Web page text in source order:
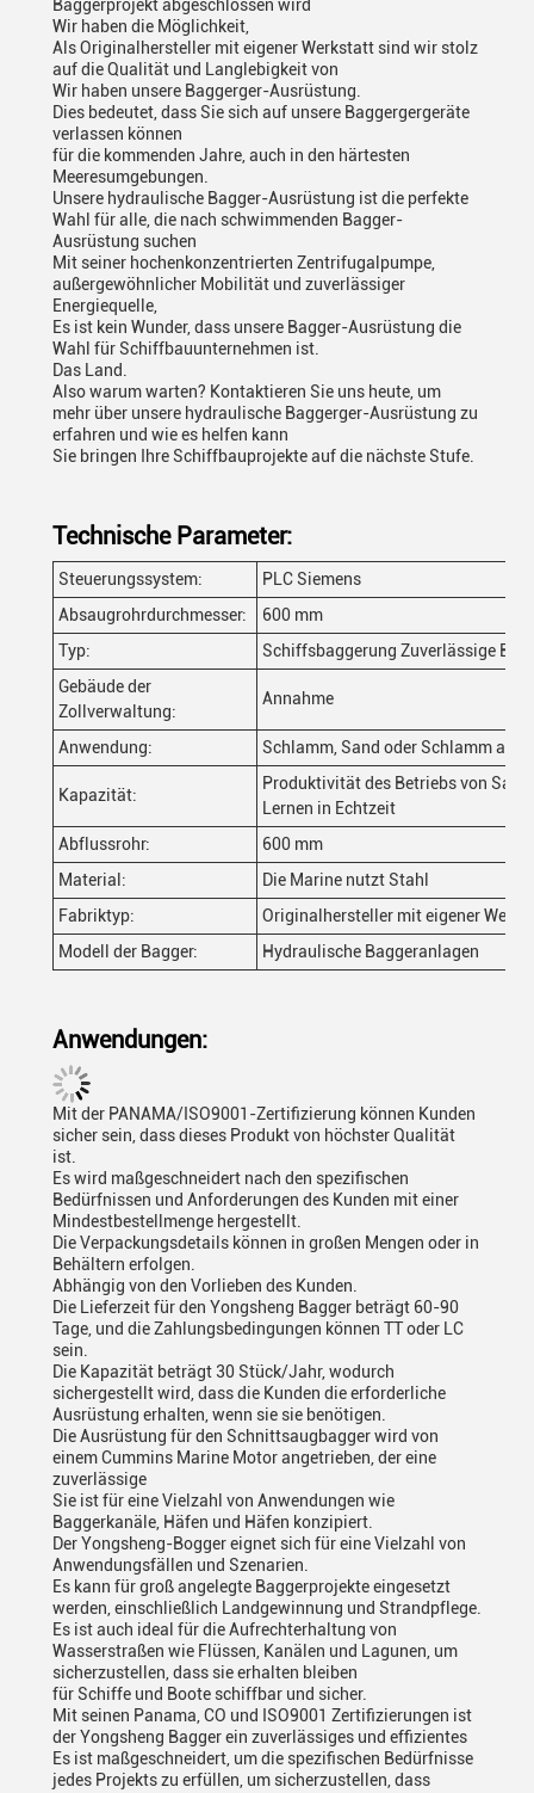
Baggerprojekt abgeschlossen wird
Wir haben die Möglichkeit,
Als Originalhersteller mit eigener Werkstatt sind wir stolz
auf die Qualität und Langlebigkeit von
Wir haben unsere Baggerger-Ausrüstung.
Dies bedeutet, dass Sie sich auf unsere Baggergergeräte
verlassen können
für die kommenden Jahre, auch in den härtesten
Meeresumgebungen.
Unsere hydraulische Bagger-Ausrüstung ist die perfekte
Wahl für alle, die nach schwimmenden Bagger-
Ausrüstung suchen
Mit seiner hochenkonzentrierten Zentrifugalpumpe,
außergewöhnlicher Mobilität und zuverlässiger
Energiequelle,
Es ist kein Wunder, dass unsere Bagger-Ausrüstung die
Wahl für Schiffbauunternehmen ist.
Das Land.
Also warum warten? Kontaktieren Sie uns heute, um
mehr über unsere hydraulische Baggerger-Ausrüstung zu
erfahren und wie es helfen kann
Sie bringen Ihre Schiffbauprojekte auf die nächste Stufe.
Technische Parameter:
Steuerungssystem:
PLC Siemens
Absaugrohrdurchmesser:
600 mm
Typ:
Schiffsbaggerung Zuverlässige
Gebäude der
Zollverwaltung:
Annahme
Anwendung: Schlamm, Sand oder Schlamm
Kapazität:
Produktivität des Betriebs von
Lernen in Echtzeit
Abflussrohr:
600 mm
Material:
Die Marine nutzt Stahl
Fabriktyp:
Originalhersteller mit eigener
Modell der Bagger:
Hydraulische Baggeranlagen
Anwendungen:
Mit der PANAMA/ISO9001-Zertifizierung können Kunden
sicher sein, dass dieses Produkt von höchster Qualität
ist.
Es wird maßgeschneidert nach den spezifischen
Bedürfnissen und Anforderungen des Kunden mit einer
Mindestbestellmenge hergestellt.
Die Verpackungsdetails können in großen Mengen oder in
Behältern erfolgen.
Abhängig von den Vorlieben des Kunden.
Die Lieferzeit für den Yongsheng Bagger beträgt 60-90
Tage, und die Zahlungsbedingungen können TT oder LC
sein.
Die Kapazität beträgt 30 Stück/Jahr, wodurch
sichergestellt wird, dass die Kunden die erforderliche
Ausrüstung erhalten, wenn sie sie benötigen.
Die Ausrüstung für den Schnittsaugbagger wird von
einem Cummins Marine Motor angetrieben, der eine
zuverlässige
Sie ist für eine Vielzahl von Anwendungen wie
Baggerkanäle, Häfen und Häfen konzipiert.
Der Yongsheng-Bogger eignet sich für eine Vielzahl von
Anwendungsfällen und Szenarien.
Es kann für groß angelegte Baggerprojekte eingesetzt
werden, einschließlich Landgewinnung und Strandpflege.
Es ist auch ideal für die Aufrechterhaltung von
Wasserstraßen wie Flüssen, Kanälen und Lagunen, um
sicherzustellen, dass sie erhalten bleiben
für Schiffe und Boote schiffbar und sicher.
Mit seinen Panama, CO und ISO9001 Zertifizierungen ist
der Yongsheng Bagger ein zuverlässiges und effizientes
Es ist maßgeschneidert, um die spezifischen Bedürfnisse
jedes Projekts zu erfüllen, um sicherzustellen, dass